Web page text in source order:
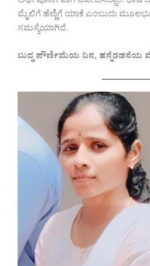
ಮೈಲಿಗೆ ಹೆಣ್ಣಿಗೆ ಯಾಕೆ ಎಂಬುದು
ಸಮಸ್ಯೆಯಾಗಿದೆ.
ಬುದ್ಧ ಪೌರ್ಣಿಮೆಯ ದಿನ, ಹನ್ನೆರಡನೆಯ